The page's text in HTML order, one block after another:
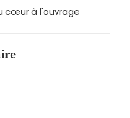
cœur à l'ouvrage